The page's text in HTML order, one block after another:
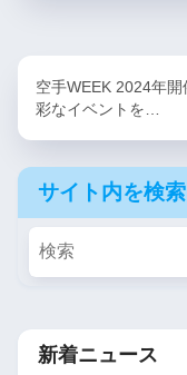
空手WEEK 2024年
彩なイベントを…
サイト内を検索
新着ニュース